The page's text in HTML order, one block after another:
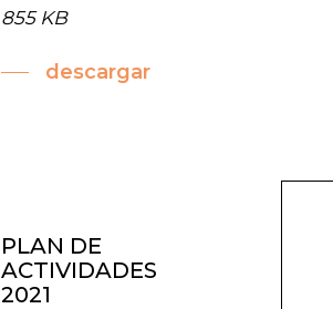
855 KB
descargar
PLAN DE
ACTIVIDADES
2021